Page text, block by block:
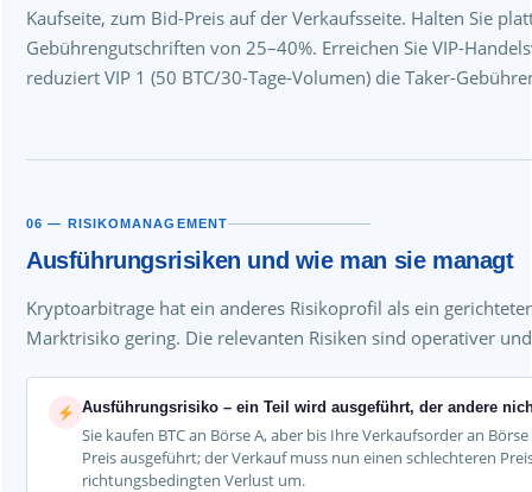
Kaufseite, zum Bid-Preis auf der Verkaufsseite. Halten Sie
Gebührengutschriften von 25–40%. Erreichen Sie VIP-
reduziert VIP 1 (50 BTC/30-Tage-Volumen) die Taker-
06 — RISIKOMANAGEMENT
Ausführungsrisiken und wie man sie managt
Kryptoarbitrage hat ein anderes Risikoprofil als ein
Marktrisiko gering. Die relevanten Risiken sind operativer
Ausführungsrisiko – ein Teil wird ausgeführt, der andere
Sie kaufen BTC an Börse A, aber bis Ihre Verkaufsorder an
Preis ausgeführt; der Verkauf muss nun einen schlechteren
richtungsbedingten Verlust um.